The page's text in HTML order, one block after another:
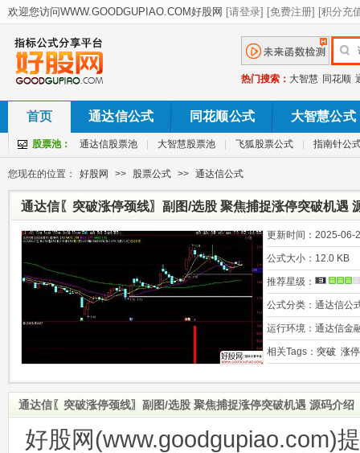
热门搜索： 大智慧 同花顺
首页 通达信公式 同花顺公式 大智慧公式
股票池： 通达信股票池 大智慧股票池 飞狐股票公式 指南针公
您现在的位置： 好股网 >> 股票公式 >> 通达信公式
通达信〖突破涨停颈线〗副图/选股 聚焦捕捉涨停突破机遇
更新时间： 2025-06-
公式大小： 12.0 KB
推荐星级：
公式分类： 通达信公
运行环境： 通达信金
相关Tags： 突破 涨
通达信〖突破涨停颈线〗副图/选股 聚焦捕捉涨停突破机遇 源码介绍
好股网(www.goodgupiao.com)